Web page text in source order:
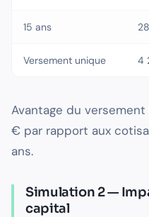
15 ans
Versement unique 4
Avantage du
€ par rapport aux
ans.
Simulation 2 —
capital